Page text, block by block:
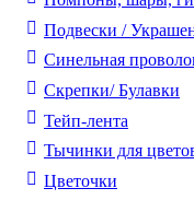
Подвески /
Синельная
Скрепки/ Булавки
Тейп-лента
Тычинки для
Цветочки